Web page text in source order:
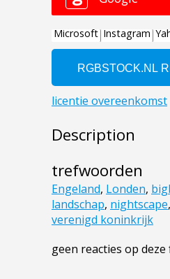
Description
trefwoorden
Engeland, Londen,
landschap, nightscape,
verenigd koninkrijk
geen reacties op